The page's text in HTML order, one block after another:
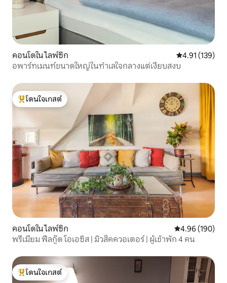
คอนโดใน ไลพ์ซิก คะแนนเฉลี่ย
4.91 (139)
อพาร์ทเมนท์ขนาดใหญ่ในทำเลใจกลางแต่เงียบสงบ
โดนใจเกสต์ที่สุด
โดนใจเกสต์
คอนโดใน ไลพ์ซิก คะแนนเฉลี่ย
4.96 (190)
พรีเมียม ฟีลกู๊ด โอเอซิส | มิวสิคควอเตอร์ | ผู้เข้าพัก 4 คน
โดนใจเกสต์ที่สุด
โดนใจเกสต์